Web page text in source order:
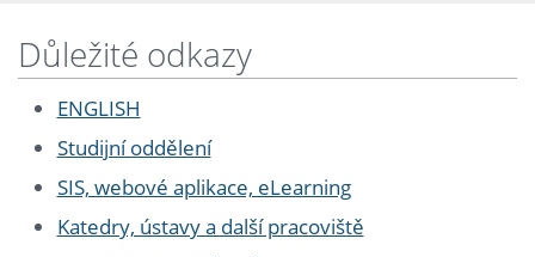
Důležité odkazy
ENGLISH
Studijní oddělení
SIS, webové aplikace, eLearning
Katedry, ústavy a další pracoviště